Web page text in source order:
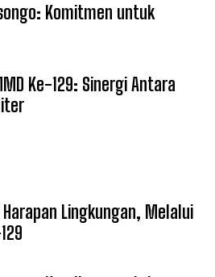
Komitmen untuk
Ke-129: Sinergi Antara
Lingkungan, Melalui